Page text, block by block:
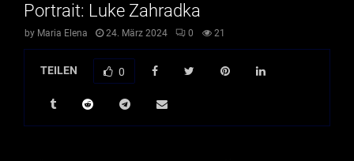
Portrait: Luke Zahradka
by Maria Elena 24. März 2024 0 21
TEILEN 0